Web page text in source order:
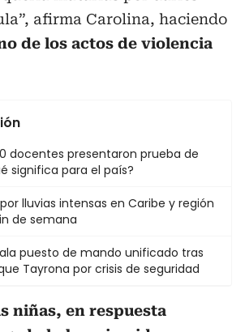
afirma Carolina, haciendo
de los actos de violencia
docentes presentaron prueba de
significa para el país?
lluvias intensas en Caribe y región
de semana
puesto de mando unificado tras
Tayrona por crisis de seguridad
niñas, en respuesta